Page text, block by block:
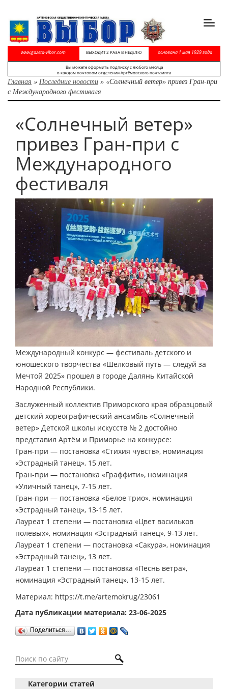
www.gazeta-vibor.com ВЫХОДИТ 2 РАЗА В НЕДЕЛЮ основана 1 мая 1929 года
Вы можете оформить подписку с любого месяца
в каждом почтовом отделении Артёмовского почтампта
Главная » Последние новости » «Солнечный ветер» привез Гран-при
с Международного фестиваля
«Солнечный ветер»
привез Гран-при с
Международного
фестиваля
Международный конкурс — фестиваль детского и
юношеского творчества «Шелковый путь — следуй за
Мечтой 2025» прошел в городе Далянь Китайской
Народной Республики.
Заслуженный коллектив Приморского края образцовый
детский хореографический ансамбль «Солнечный
ветер» Детской школы искусств № 2 достойно
представил Артём и Приморье на конкурсе:
Гран-при — постановка «Стихия чувств», номинация
«Эстрадный танец», 15 лет.
Гран-при — постановка «Граффити», номинация
«Уличный танец», 7-15 лет.
Гран-при — постановка «Белое трио», номинация
«Эстрадный танец», 13-15 лет.
Лауреат 1 степени — постановка «Цвет васильков
полевых», номинация «Эстрадный танец», 9-13 лет.
Лауреат 1 степени — постановка «Сакура», номинация
«Эстрадный танец», 13 лет.
Лауреат 1 степени — постановка «Песнь ветра»,
номинация «Эстрадный танец», 13-15 лет.
Материал: https://t.me/artemokrug/23061
Дата публикации материала: 23-06-2025
Поделиться…
Категории статей